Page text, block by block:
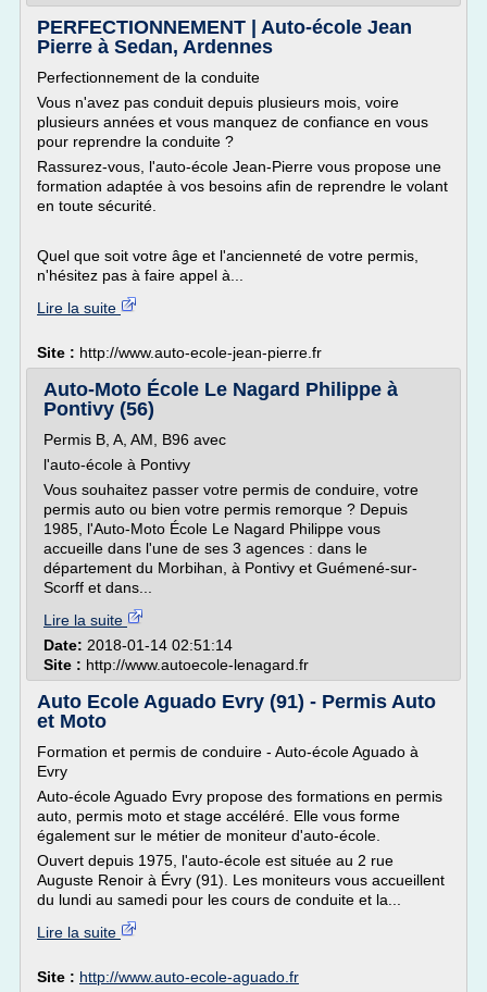
PERFECTIONNEMENT | Auto-école Jean
Pierre à Sedan, Ardennes
Perfectionnement de la conduite
Vous n'avez pas conduit depuis plusieurs mois, voire
plusieurs années et vous manquez de confiance en vous
pour reprendre la conduite ?
Rassurez-vous, l'auto-école Jean-Pierre vous propose une
formation adaptée à vos besoins afin de reprendre le volant
en toute sécurité.
Quel que soit votre âge et l'ancienneté de votre permis,
n'hésitez pas à faire appel à...
Lire la suite
Site : http://www.auto-ecole-jean-pierre.fr
Auto-Moto École Le Nagard Philippe à
Pontivy (56)
Permis B, A, AM, B96 avec
l'auto-école à Pontivy
Vous souhaitez passer votre permis de conduire, votre
permis auto ou bien votre permis remorque ? Depuis
1985, l'Auto-Moto École Le Nagard Philippe vous
accueille dans l'une de ses 3 agences : dans le
département du Morbihan, à Pontivy et Guémené-sur-
Scorff et dans...
Lire la suite
Date: 2018-01-14 02:51:14
Site : http://www.autoecole-lenagard.fr
Auto Ecole Aguado Evry (91) - Permis Auto
et Moto
Formation et permis de conduire - Auto-école Aguado à
Evry
Auto-école Aguado Evry propose des formations en permis
auto, permis moto et stage accéléré. Elle vous forme
également sur le métier de moniteur d'auto-école.
Ouvert depuis 1975, l'auto-école est située au 2 rue
Auguste Renoir à Évry (91). Les moniteurs vous accueillent
du lundi au samedi pour les cours de conduite et la...
Lire la suite
Site : http://www.auto-ecole-aguado.fr